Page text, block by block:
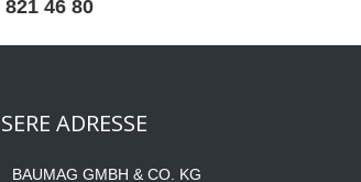
46 80
ADRESSE
BAUMAG GMBH & CO. KG